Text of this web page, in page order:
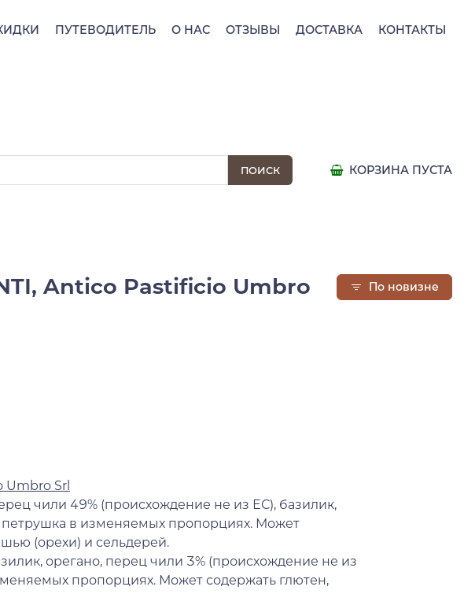
ПУТЕВОДИТЕЛЬ О НАС ОТЗЫВЫ ДОСТАВКА КОНТАКТЫ
КОРЗИНА ПУСТА
Antico Pastificio Umbro
Umbro Srl
чили 49% (происхождение не из ЕС), базилик,
петрушка в изменяемых пропорциях. Может
(орехи) и сельдерей.
орегано, перец чили 3% (происхождение не из
пропорциях. Может содержать глютен,
По новизне